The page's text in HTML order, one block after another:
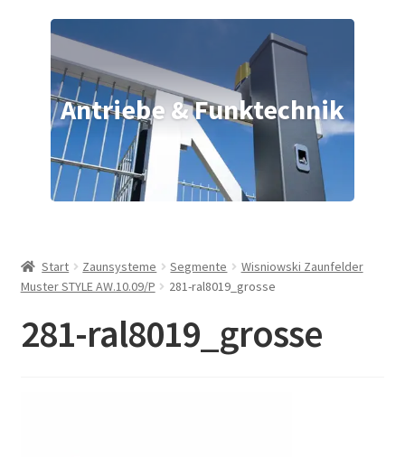
Antriebe & Funktechnik
Start Zaunsysteme Segmente
Wisniowski Zaunfelder
Muster STYLE AW.10.09/P
281-ral8019_grosse
281-ral8019_grosse